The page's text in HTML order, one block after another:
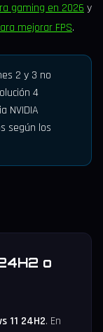
gaming en 2026 y
mejorar FPS.
2 y 3 no
4
NVIDIA
según los
o
11 24H2. En